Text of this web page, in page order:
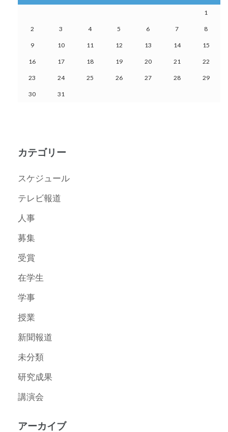
1
2 3 4 5 6 7 8
9 10 11 12 13 14 15
16 17 18 19 20 21 22
23 24 25 26 27 28 29
30 31
カテゴリー
スケジュール
テレビ報道
人事
募集
受賞
在学生
学事
授業
新聞報道
未分類
研究成果
講演会
アーカイブ